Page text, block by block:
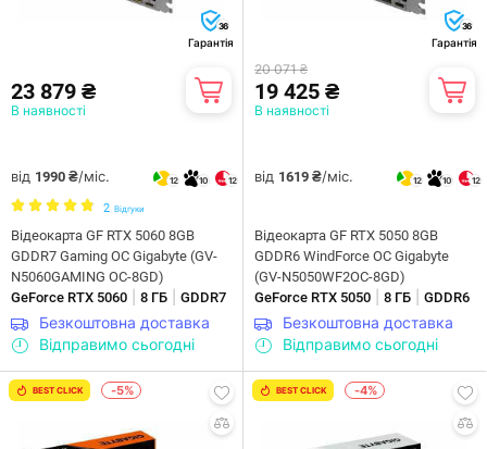
36
Гарантія
23 879 ₴
В наявності
від 1990 ₴/міс. 12 10 12
2 Відгуки
Відеокарта GF RTX 5060 8GB
GDDR7 Gaming OC Gigabyte (GV-
N5060GAMING OC-8GD)
GeForce RTX 5060
8 ГБ GDDR7
Безкоштовна доставка
Відправимо сьогодні
36
Гарантія
20 071 ₴
19 425 ₴
В наявності
від 1619 ₴/міс. 12 10 12
Відеокарта GF RTX 5050 8GB
GDDR6 WindForce OC Gigabyte
(GV-N5050WF2OC-8GD)
GeForce RTX 5050
8 ГБ GDDR6
Безкоштовна доставка
Відправимо сьогодні
BEST CLICK -5% BEST CLICK -4%